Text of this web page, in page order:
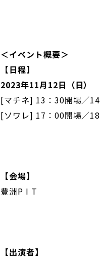
＜イベント概要＞
【日程】
2023年11月12日（日）
[マチネ] 13：30開場／
[ソワレ] 17：00開場／
【会場】
豊洲P I T
【出演者】